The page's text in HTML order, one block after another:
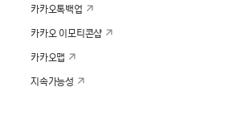
카카오톡백업
카카오 이모티콘샵
카카오맵
지속가능성